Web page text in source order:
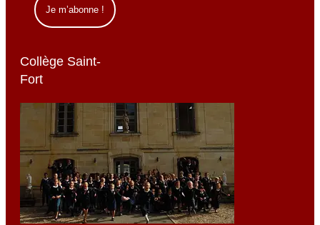
Collège Saint-
Fort